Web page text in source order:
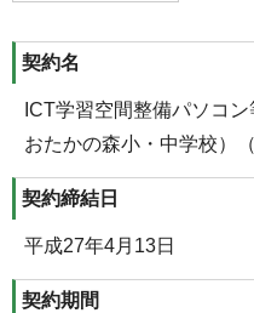
契約名
ICT学習空間整備パソコ
おたかの森小・中学校）（
契約締結日
平成27年4月13日
契約期間